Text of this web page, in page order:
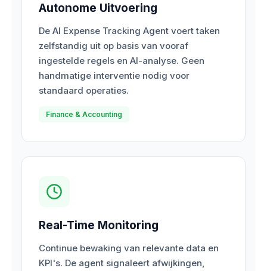
Autonome Uitvoering
De AI Expense Tracking Agent voert taken
zelfstandig uit op basis van vooraf
ingestelde regels en AI-analyse. Geen
handmatige interventie nodig voor
standaard operaties.
Finance & Accounting
Real-Time Monitoring
Continue bewaking van relevante data en
KPI's. De agent signaleert afwijkingen,